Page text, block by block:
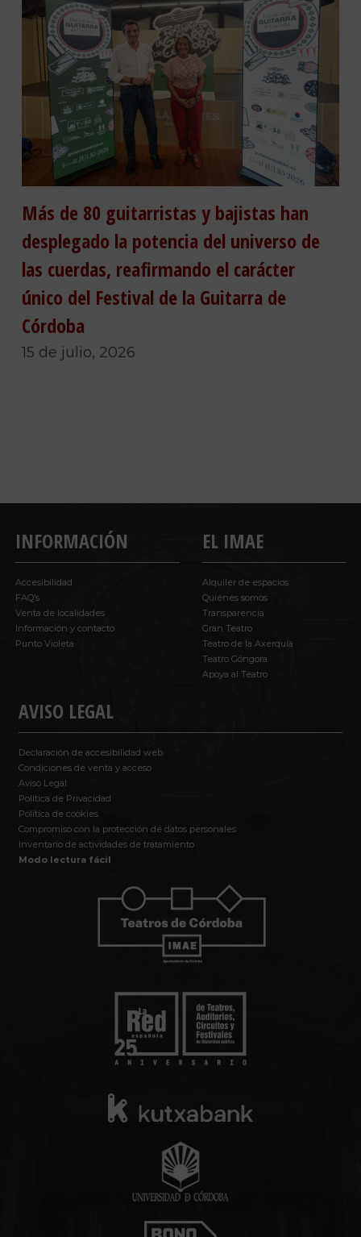
Más de 80 guitarristas y bajistas han
desplegado la potencia del universo de
las cuerdas, reafirmando el carácter
único del Festival de la Guitarra de
Córdoba
15 de julio, 2026
INFORMACIÓN
Accesibilidad
FAQ’s
Venta de localidades
Información y contacto
Punto Violeta
AVISO LEGAL
Declaración de accesibilidad web
Condiciones de venta y acceso
Aviso Legal
Política de Privacidad
Política de cookies
Compromiso con la protección de datos personales
Inventario de actividades de tratamiento
Modo lectura fácil
EL IMAE
Alquiler de espacios
Quiénes somos
Transparencia
Gran Teatro
Teatro de la Axerquía
Teatro Góngora
Apoya al Teatro